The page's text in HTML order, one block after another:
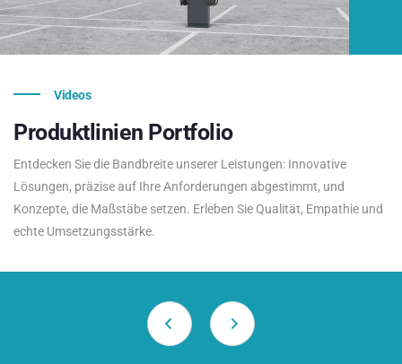
Videos
Produktlinien Portfolio
Entdecken Sie die Bandbreite unserer Leistungen: Innovative
Lösungen, präzise auf Ihre Anforderungen abgestimmt, und
Konzepte, die Maßstäbe setzen. Erleben Sie Qualität, Empathie und
echte Umsetzungsstärke.